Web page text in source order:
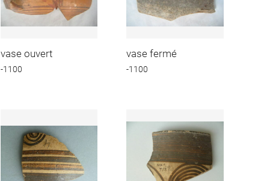
vase ouvert
-1100
vase fermé
-1100